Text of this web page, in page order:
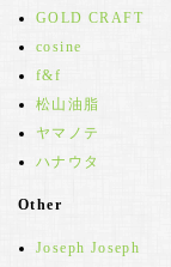
GOLD CRAFT
cosine
f&f
松山油脂
ヤマノテ
ハナウタ
Other
Joseph Joseph